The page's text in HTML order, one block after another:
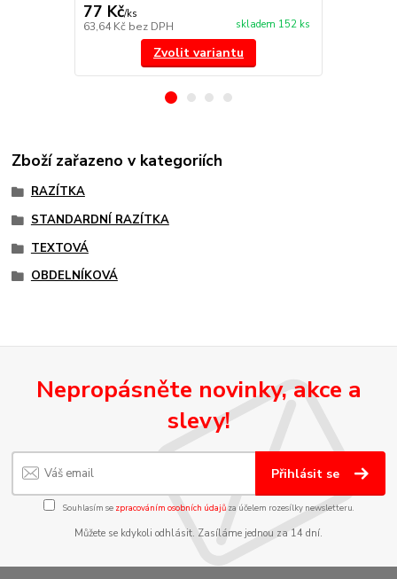
77 Kč/ks
63,64 Kč bez DPH skladem 152 ks
Zvolit variantu
Zboží zařazeno v kategoriích
RAZÍTKA
STANDARDNÍ RAZÍTKA
TEXTOVÁ
OBDELNÍKOVÁ
Nepropásněte novinky, akce a
slevy!
Přihlásit se
Souhlasím se zpracováním osobních údajůza účelem rozesílky newsletteru.
Můžete se kdykoli odhlásit. Zasíláme jednou za 14 dní.